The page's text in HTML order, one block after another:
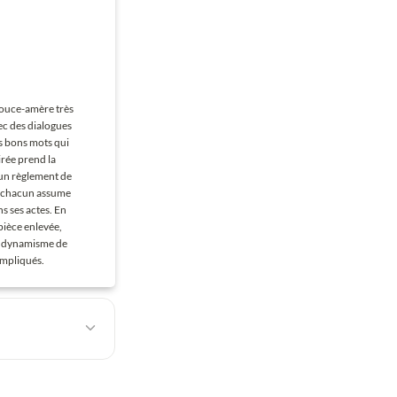
amère très
des dialogues
bons mots qui
prend la
règlement de
assume
ses actes. En
enlevée,
de